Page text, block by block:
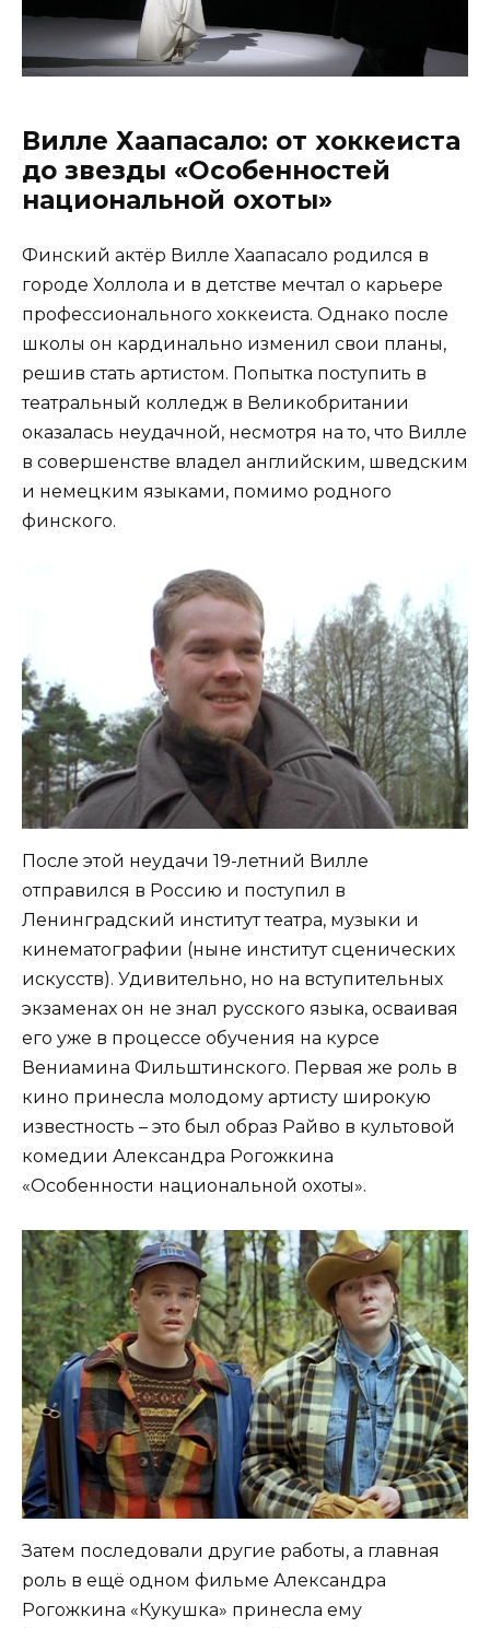
Вилле Хаапасало: от хоккеиста
до звезды «Особенностей
национальной охоты»
Финский актёр Вилле Хаапасало родился в
городе Холлола и в детстве мечтал о карьере
профессионального хоккеиста. Однако после
школы он кардинально изменил свои планы,
решив стать артистом. Попытка поступить в
театральный колледж в Великобритании
оказалась неудачной, несмотря на то, что Вилле
в совершенстве владел английским, шведским
и немецким языками, помимо родного
финского.
После этой неудачи 19-летний Вилле
отправился в Россию и поступил в
Ленинградский институт театра, музыки и
кинематографии (ныне институт сценических
искусств). Удивительно, но на вступительных
экзаменах он не знал русского языка, осваивая
его уже в процессе обучения на курсе
Вениамина Фильштинского. Первая же роль в
кино принесла молодому артисту широкую
известность – это был образ Райво в культовой
комедии Александра Рогожкина
«Особенности национальной охоты».
Затем последовали другие работы, а главная
роль в ещё одном фильме Александра
Рогожкина «Кукушка» принесла ему